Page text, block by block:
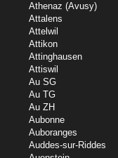
Athenaz (Avusy)
Attalens
Attelwil
Attikon
Attinghausen
Attiswil
Au SG
Au TG
Au ZH
Aubonne
Auboranges
Auddes-sur-Riddes